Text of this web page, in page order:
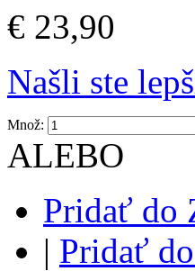
€ 23,90
Našli ste
Množ:
ALEBO
Pridať do
| Pridať